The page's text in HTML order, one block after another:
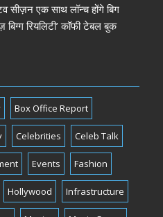
सीज़न एक साथ लॉन्च होंगे बिग
रियलिटी’ कॉफी टेबल बुक
Box Office Report
Celebrities Celeb Talk
Events Fashion
Hollywood Infrastructure